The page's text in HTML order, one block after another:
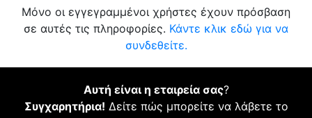
Μόνο οι εγγεγραμμένοι χρήστες έχουν πρόσβαση
σε αυτές τις πληροφορίες. Κάντε κλικ εδώ για να
συνδεθείτε.
Αυτή είναι η εταιρεία σας?
Συγχαρητήρια! Δείτε πώς μπορείτε να λάβετε το